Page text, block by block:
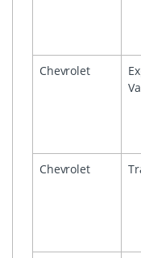
Chevrolet
Chevrolet